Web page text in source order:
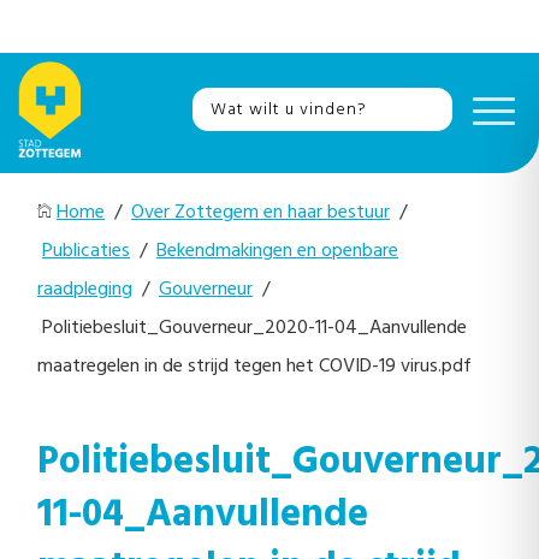
Home / Over Zottegem en haar bestuur /
Publicaties / Bekendmakingen en openbare
raadpleging / Gouverneur /
Politiebesluit_Gouverneur_2020-11-04_Aanvullende
maatregelen in de strijd tegen het COVID-19 virus.pdf
11-04_Aanvullende